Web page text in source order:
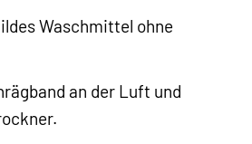
Waschmittel ohne
an der Luft und